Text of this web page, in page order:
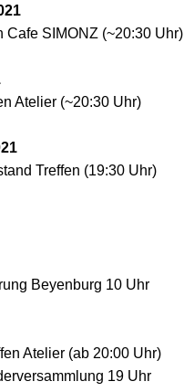
Cafe SIMONZ (~20:30 Uhr)
Atelier (~20:30 Uhr)
Treffen (19:30 Uhr)
Beyenburg 10 Uhr
Atelier (ab 20:00 Uhr)
19 Uhr